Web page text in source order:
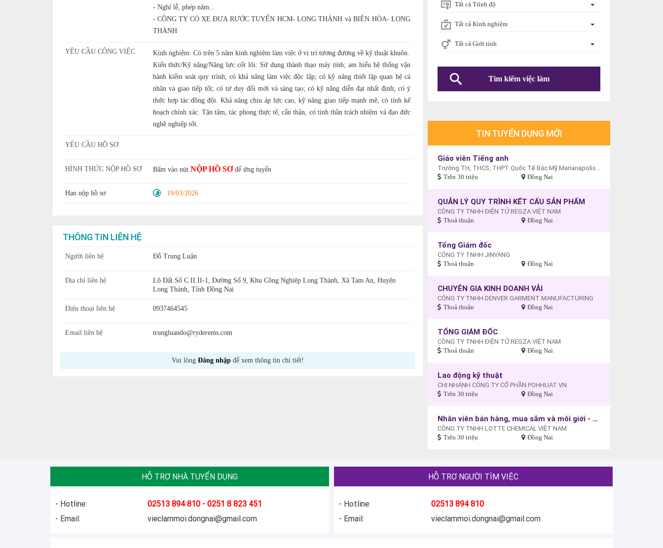
- Nghỉ lễ, phép năm...
- CÔNG TY CÓ XE ĐƯA RƯỚC TUYẾN HCM- LONG THÀNH và BIÊN HÒA- LONG
THÀNH
YÊU CẦU CÔNG VIỆC
Kinh nghiệm: Có trên 5 năm kinh nghiệm làm việc ở vị trí tương đương về kỹ thuật khuôn.
Kiến thức/Kỹ năng/Năng lực cốt lõi: Sử dụng thành thạo máy tính; am hiểu hệ thống vận
hành kiểm soát quy trình; có khả năng làm việc độc lập; có kỹ năng thiết lập quan hệ cá
nhân và giao tiếp tốt; có tư duy đổi mới và sáng tạo; có kỹ năng diễn đạt nhất định; có ý
thức hợp tác đồng đội. Khả năng chịu áp lực cao, kỹ năng giao tiếp mạnh mẽ, có tính kế
hoạch chính xác. Tận tâm, tác phong thực tế, cẩn thận, có tinh thần trách nhiệm và đạo đức
nghề nghiệp tốt.
YÊU CẦU HỒ SƠ
HÌNH THỨC NỘP HỒ SƠ Bấm vào nút NỘP HỒ SƠđể ứng tuyển
Hạn nộp hồ sơ 19/03/2026
THÔNG TIN LIÊN HỆ
Người liên hệ Đỗ Trung Luận
Địa chỉ liên hệ
Lô Đất Số C.II.II-1, Đường Số 9, Khu Công Nghiệp Long Thành, Xã Tam An, Huyện
Long Thành, Tỉnh Đồng Nai
Điện thoại liên hệ 0937464545
Email liên hệ trungluando@ryderems.com
Vui lòng Đăng nhập để xem thông tin chi tiết!
Tất cả Trình độ
Tất cả Kinh nghiệm
Tất cả Giới tính
TIN TUYỂN DỤNG MỚI
Giáo viên Tiếng anh
Trường TH, THCS, THPT Quốc Tế Bắc Mỹ Marianapolis - Cơ sở Biên Hòa
Trên 30 triệu Đồng Nai
QUẢN LÝ QUY TRÌNH KẾT CẤU SẢN PHẨM
CÔNG TY TNHH ĐIỆN TỬ REGZA VIỆT NAM
Thoả thuận Đồng Nai
Tổng Giám đốc
CÔNG TY TNHH JINYANG
Thoả thuận Đồng Nai
CHUYÊN GIA KINH DOANH VẢI
CÔNG TY TNHH DENVER GARMENT MANUFACTURING
Thoả thuận Đồng Nai
TỔNG GIÁM ĐỐC
CÔNG TY TNHH ĐIỆN TỬ REGZA VIỆT NAM
Thoả thuận Đồng Nai
Lao động kỹ thuật
CHI NHÁNH CÔNG TY CỔ PHẦN POHHUAT VN
Trên 30 triệu Đồng Nai
Nhân viên bán hàng, mua sắm và môi giới - 332 (Nhân viên kinh doanh)
CÔNG TY TNHH LOTTE CHEMICAL VIỆT NAM
Trên 30 triệu Đồng Nai
HỖ TRỢ NHÀ TUYỂN DỤNG
- Hotline:
02513 894 810 - 0251 8 823 451
- Email:
vieclammoi.dongnai@gmail.com
HỖ TRỢ NGƯỜI TÌM VIỆC
- Hotline:
02513 894 810
- Email:
vieclammoi.dongnai@gmail.com